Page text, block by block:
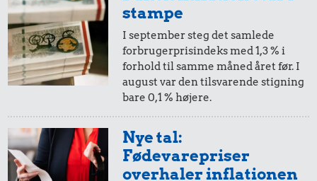
5,-
i 2018
= 6,-
i 2024
2,-
i 2018 i 2024
stampe
I september steg det samlede
forbrugerprisindeks med 1,3 % i
forhold til samme måned året før. I
august var den tilsvarende stigning
bare 0,1 % højere.
Nye tal:
Fødevarepriser
overhaler inflationen